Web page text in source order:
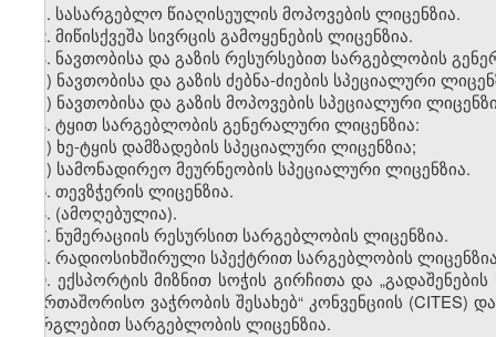
1. სასარგებლო წიაღისეულის მოპოვების ლიცენზია.
2. მიწისქვეშა სივრცის გამოყენების ლიცენზია.
3. ნავთობისა და გაზის რესურსებით სარგებლობის
ა) ნავთობისა და გაზის ძებნა-ძიების სპეციალური
ბ) ნავთობისა და გაზის მოპოვების სპეციალური
4. ტყით სარგებლობის გენერალური ლიცენზია:
ა) ხე-ტყის დამზადების სპეციალური ლიცენზია;
ბ) სამონადირეო მეურნეობის სპეციალური ლიცენზია.
5. თევზჭერის ლიცენზია.
6. (ამოღებულია).
7. ნუმერაციის რესურსით სარგებლობის ლიცენზია.
8. რადიოსიხშირული სპექტრით სარგებლობის
9. ექსპორტის მიზნით სოჭის გირჩითა და
საერთაშორისო ვაჭრობის შესახებ“ კონვენციის
გორგლებით სარგებლობის ლიცენზია.